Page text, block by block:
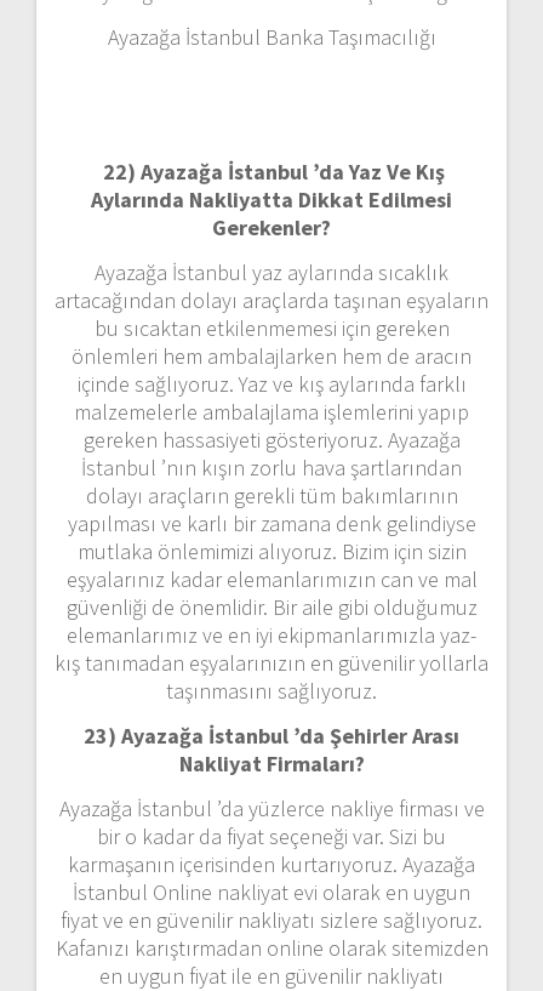
Ayazağa İstanbul Banka Taşımacılığı
22) Ayazağa İstanbul ’da Yaz Ve Kış
Aylarında Nakliyatta Dikkat Edilmesi
Gerekenler?
Ayazağa İstanbul yaz aylarında sıcaklık
artacağından dolayı araçlarda taşınan eşyaların
bu sıcaktan etkilenmemesi için gereken
önlemleri hem ambalajlarken hem de aracın
içinde sağlıyoruz. Yaz ve kış aylarında farklı
malzemelerle ambalajlama işlemlerini yapıp
gereken hassasiyeti gösteriyoruz. Ayazağa
İstanbul ’nın kışın zorlu hava şartlarından
dolayı araçların gerekli tüm bakımlarının
yapılması ve karlı bir zamana denk gelindiyse
mutlaka önlemimizi alıyoruz. Bizim için sizin
eşyalarınız kadar elemanlarımızın can ve mal
güvenliği de önemlidir. Bir aile gibi olduğumuz
elemanlarımız ve en iyi ekipmanlarımızla yaz-
kış tanımadan eşyalarınızın en güvenilir yollarla
taşınmasını sağlıyoruz.
23) Ayazağa İstanbul ’da Şehirler Arası
Nakliyat Firmaları?
Ayazağa İstanbul ’da yüzlerce nakliye firması ve
bir o kadar da fiyat seçeneği var. Sizi bu
karmaşanın içerisinden kurtarıyoruz. Ayazağa
İstanbul Online nakliyat evi olarak en uygun
fiyat ve en güvenilir nakliyatı sizlere sağlıyoruz.
Kafanızı karıştırmadan online olarak sitemizden
en uygun fiyat ile en güvenilir nakliyatı